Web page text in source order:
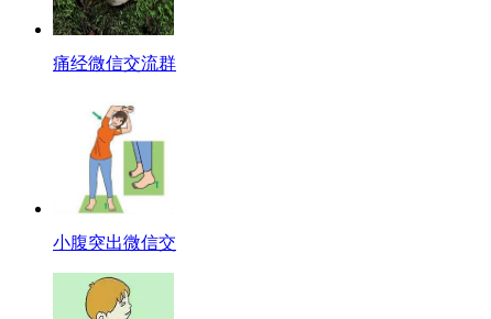
痛经微信交流群
小腹突出微信交